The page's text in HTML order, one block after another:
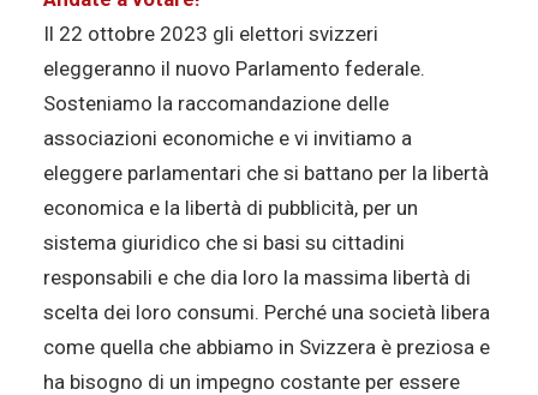
Il 22 ottobre 2023 gli elettori svizzeri
eleggeranno il nuovo Parlamento federale.
Sosteniamo la raccomandazione delle
associazioni economiche e vi invitiamo a
eleggere parlamentari che si battano per la libertà
economica e la libertà di pubblicità, per un
sistema giuridico che si basi su cittadini
responsabili e che dia loro la massima libertà di
scelta dei loro consumi. Perché una società libera
come quella che abbiamo in Svizzera è preziosa e
ha bisogno di un impegno costante per essere